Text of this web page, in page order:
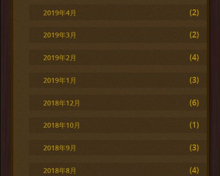
2019年4月 (2)
2019年3月 (2)
2019年2月 (4)
2019年1月 (3)
2018年12月 (6)
2018年10月 (1)
2018年9月 (3)
2018年8月 (4)